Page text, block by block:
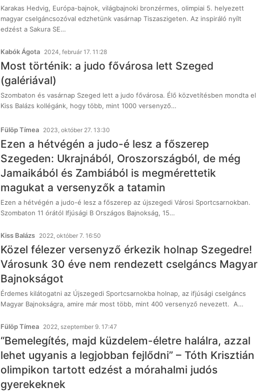
Karakas Hedvig, Európa-bajnok, világbajnoki bronzérmes, olimpiai 5. helyezett
magyar cselgáncsozóval edzhetünk vasárnap Tiszaszigeten. Az inspiráló nyílt
edzést a Sakura SE…
Kabók Ágota 2024, február 17. 11:28
Most történik: a judo fővárosa lett Szeged
(galériával)
Szombaton és vasárnap Szeged lett a judo fővárosa. Élő közvetítésben mondta el
Kiss Balázs kollégánk, hogy több, mint 1000 versenyző…
Fülöp Tímea 2023, október 27. 13:30
Ezen a hétvégén a judo-é lesz a főszerep
Szegeden: Ukrajnából, Oroszországból, de még
Jamaikából és Zambiából is megmérettetik
magukat a versenyzők a tatamin
Ezen a hétvégén a judo-é lesz a főszerep az újszegedi Városi Sportcsarnokban.
Szombaton 11 órától Ifjúsági B Országos Bajnokság, 15…
Kiss Balázs 2022, október 7. 16:50
Közel félezer versenyző érkezik holnap Szegedre!
Városunk 30 éve nem rendezett cselgáncs Magyar
Bajnokságot
Érdemes kilátogatni az Újszegedi Sportcsarnokba holnap, az ifjúsági cselgáncs
Magyar Bajnokságra, amire már most több, mint 400 versenyző nevezett. A…
Fülöp Tímea 2022, szeptember 9. 17:47
“Bemelegítés, majd küzdelem-életre halálra, azzal
lehet ugyanis a legjobban fejlődni” – Tóth Krisztián
olimpikon tartott edzést a mórahalmi judós
gyerekeknek